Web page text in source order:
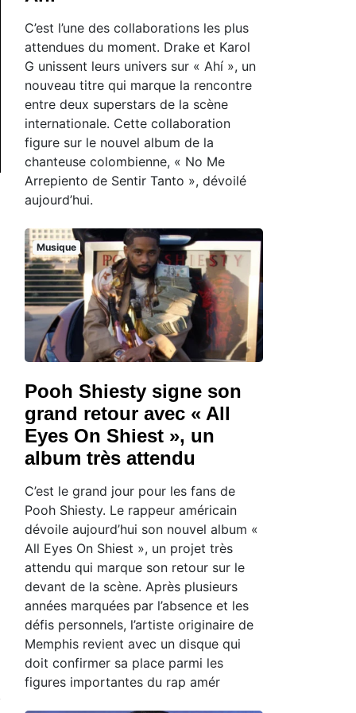
C’est l’une des collaborations les plus
attendues du moment. Drake et Karol
G unissent leurs univers sur « Ahí », un
nouveau titre qui marque la rencontre
entre deux superstars de la scène
internationale. Cette collaboration
figure sur le nouvel album de la
chanteuse colombienne, « No Me
Arrepiento de Sentir Tanto », dévoilé
aujourd’hui.
Musique
Pooh Shiesty signe son
grand retour avec « All
Eyes On Shiest », un
album très attendu
C’est le grand jour pour les fans de
Pooh Shiesty. Le rappeur américain
dévoile aujourd’hui son nouvel album «
All Eyes On Shiest », un projet très
attendu qui marque son retour sur le
devant de la scène. Après plusieurs
années marquées par l’absence et les
défis personnels, l’artiste originaire de
Memphis revient avec un disque qui
doit confirmer sa place parmi les
figures importantes du rap amér